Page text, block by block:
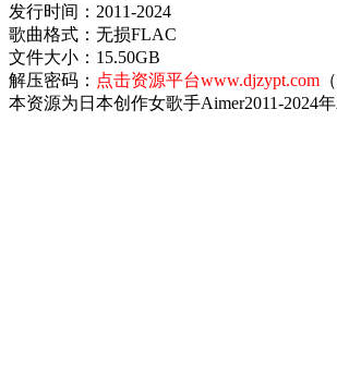
发行时间：2011-2024
歌曲格式：无损FLAC
文件大小：15.50GB
解压密码： 点击资源平台www.djzypt.com
本资源为日本创作女歌手Aimer2011-2024